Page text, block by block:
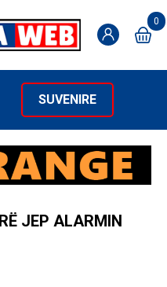
0
SUVENIRE
JEP ALARMIN